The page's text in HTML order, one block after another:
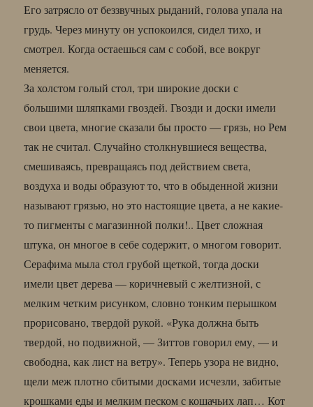
Его затрясло от беззвучных рыданий, голова упала на
грудь. Через минуту он успокоился, сидел тихо, и
смотрел. Когда остаешься сам с собой, все вокруг
меняется.
За холстом голый стол, три широкие доски с
большими шляпками гвоздей. Гвозди и доски имели
свои цвета, многие сказали бы просто — грязь, но Рем
так не считал. Случайно столкнувшиеся вещества,
смешиваясь, превращаясь под действием света,
воздуха и воды образуют то, что в обыденной жизни
называют грязью, но это настоящие цвета, а не какие-
то пигменты с магазинной полки!.. Цвет сложная
штука, он многое в себе содержит, о многом говорит.
Серафима мыла стол грубой щеткой, тогда доски
имели цвет дерева — коричневый с желтизной, с
мелким четким рисунком, словно тонким перышком
прорисовано, твердой рукой. «Рука должна быть
твердой, но подвижной, — Зиттов говорил ему, — и
свободна, как лист на ветру». Теперь узора не видно,
щели меж плотно сбитыми досками исчезли, забитые
крошками еды и мелким песком с кошачьих лап… Кот